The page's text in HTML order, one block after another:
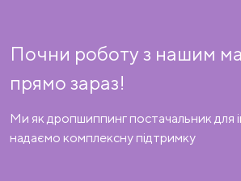
Почни роботу з нашим
прямо зараз!
Ми як дропшиппинг постачальник для
надаємо комплексну підтримку